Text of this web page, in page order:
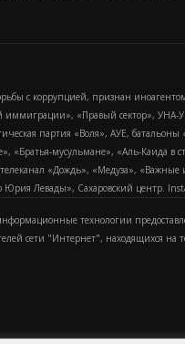
с коррупцией, признан
иммиграции», «Правый сектор»,
партия «Воля», АУЕ,
«Братья-мусульмане», «Аль-Каида
«Дождь», «Медуза»,
Левады», Сахаровский центр.
технологии
сети "Интернет", находящихся на